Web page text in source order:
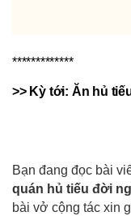
*************
>> Kỳ tới: Ăn hủ
Bạn đang đọc bài
quán hủ tiếu đời
bài vở cộng tác xin